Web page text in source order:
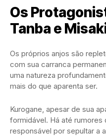
Os
Tanba e
Os próprios anjos são
com sua carranca
uma natureza
mais do que aparenta ser.
Kurogane, apesar de sua
formidável. Há até rumores
responsável por sepultar a